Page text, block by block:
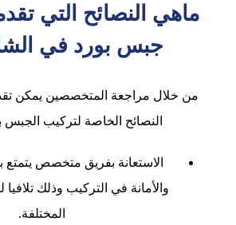
ماهي النصائح التي
جبس بورد في
من خلال مراجعة المتخصصين يمكن
النصائح الخاصة لتركيب الجبس
الاستعانة بفريق متخصص يتمتع
والأمانة في التركيب وذلك
المختلفة.